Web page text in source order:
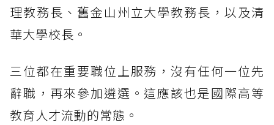
理教務長、舊金山州立大學教務長，以及清
華大學校長。
三位都在重要職位上服務，沒有任何一位先
辭職，再來參加遴選。這應該也是國際高等
教育人才流動的常態。